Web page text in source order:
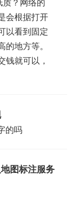
会根据打开
以看到固定
地方等。
钱就可以，
的吗
图标注服务